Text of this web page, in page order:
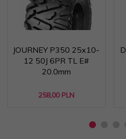
JOURNEY P350 25x10-
12 50J 6PR TL E#
20.0mm
258,00 PLN